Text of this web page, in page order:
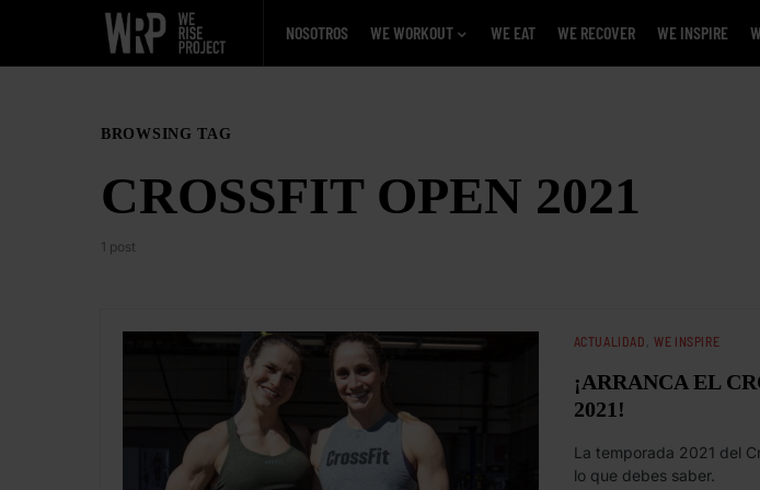
NOSOTROS WE WORKOUT WE EAT WE RECOVER WE INSPIRE
BROWSING TAG
CROSSFIT OPEN 2021
1 post
ACTUALIDAD WE INSPIRE
¡ARRANCA EL
2021!
La temporada 2021 del
lo que debes saber.